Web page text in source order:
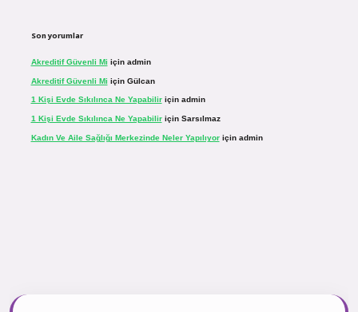
Son yorumlar
Akreditif Güvenli Mi için admin
Akreditif Güvenli Mi için Gülcan
1 Kişi Evde Sıkılınca Ne Yapabiliriçin admin
1 Kişi Evde Sıkılınca Ne Yapabiliriçin Sarsılmaz
Kadın Ve Aile Sağlığı Merkezinde Neler Yapılıyoriçin admin